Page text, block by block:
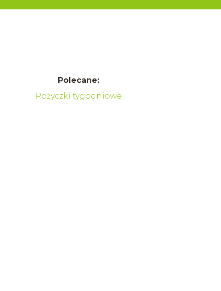
Polecane:
Pożyczki tygodniowe